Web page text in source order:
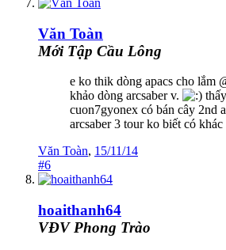
Văn Toàn
Mới Tập Cầu Lông
e ko thik dòng apacs cho lắm
khảo dòng arcsaber v.
cuon7gyonex có bán cây 2nd
arcsaber 3 tour ko biết có
Văn Toàn, 15/11/14
#6
hoaithanh64
VĐV Phong Trào